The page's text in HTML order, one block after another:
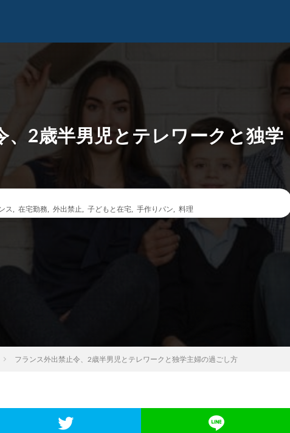
、2歳半男児とテレワークと独学
ス 在宅勤務 外出禁止 子どもと在宅 手作りパン 料理
フランス外出禁止令、2歳半男児とテレワークと独学主婦の過ごし方